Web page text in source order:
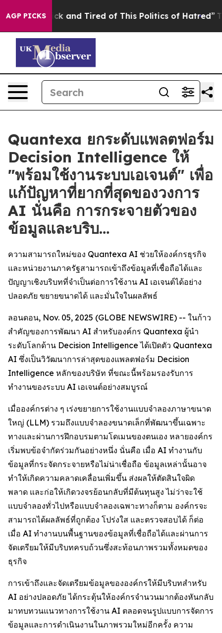
AGP PICKS
Sick and Tired of This Politics of Hatred” The
Quantexa ยกระดับแพลตฟอร์ม
Decision Intelligence ให้
"พร้อมใช้งานระบบเอเจนต์" เพื่อ
แก้ปัญหาที่ยากที่สุดของวงการ
AI นั่นคือ การกระจายตัวของ
ข้อมูลและบริบ…
ความสามารถใหม่ของ Quantexa AI ช่วยให้องค์กรธุรกิจ
และหน่วยงานภาครัฐสามารถเข้าถึงข้อมูลที่เชื่อถือได้และ
ปัญญาเชิงบริบทที่จำเป็นต่อการใช้งาน AI เอเจนต์ได้อย่าง
ปลอดภัย ขยายขนาดได้ และมั่นใจในผลลัพธ์
ลอนดอน, Nov. 05, 2025 (GLOBE NEWSWIRE) -- ในก้าว
สำคัญของการพัฒนา AI สำหรับองค์กร Quantexa ผู้นำ
ระดับโลกด้าน Decision Intelligence ได้เปิดตัว Quantexa
AI ซึ่งเป็นวิวัฒนาการล่าสุดของแพลตฟอร์ม Decision
Intelligence หลักของบริษัท ที่ขณะนี้พร้อมรองรับการ
ทำงานของระบบ AI เอเจนต์อย่างสมบูรณ์
เมื่อองค์กรต่าง ๆ เร่งขยายการใช้งานแบบจำลองภาษาขนาด
ใหญ่ (LLM) รวมถึงแบบจำลองขนาดเล็กที่พัฒนาขึ้นเฉพาะ
ทางและผ่านการฝึกอบรมตามโดเมนของตนเอง หลายองค์กร
เริ่มพบข้อจำกัดร่วมกันอย่างหนึ่ง นั่นคือ เมื่อ AI ทำงานกับ
ข้อมูลที่กระจัดกระจายหรือไม่น่าเชื่อถือ ข้อมูลเหล่านั้นอาจ
ทำให้เกิดความคลาดเคลื่อนเพิ่มขึ้น ส่งผลให้ตัดสินใจผิด
พลาด และก่อให้เกิดวงจรย้อนกลับที่มีต้นทุนสูง ไม่ว่าจะใช้
แบบจำลองทั่วไปหรือแบบจำลองเฉพาะทางก็ตาม องค์กรจะ
สามารถได้ผลลัพธ์ที่ถูกต้อง โปร่งใส และตรวจสอบได้ ก็ต่อ
เมื่อ AI ทำงานบนพื้นฐานของข้อมูลที่เชื่อถือได้และผ่านการ
จัดเตรียมให้มีบริบทครบถ้วนซึ่งสะท้อนภาพรวมทั้งหมดของ
ธุรกิจ
การเข้าถึงและจัดเตรียมข้อมูลขององค์กรให้มีบริบทสำหรับ
AI อย่างปลอดภัย ได้กระตุ้นให้องค์กรจำนวนมากต้องหันกลับ
มาทบทวนแนวทางการใช้งาน AI ตลอดจนรูปแบบการจัดการ
ข้อมูลและการดำเนินงานในภาพรวมใหม่อีกครั้ง ความ